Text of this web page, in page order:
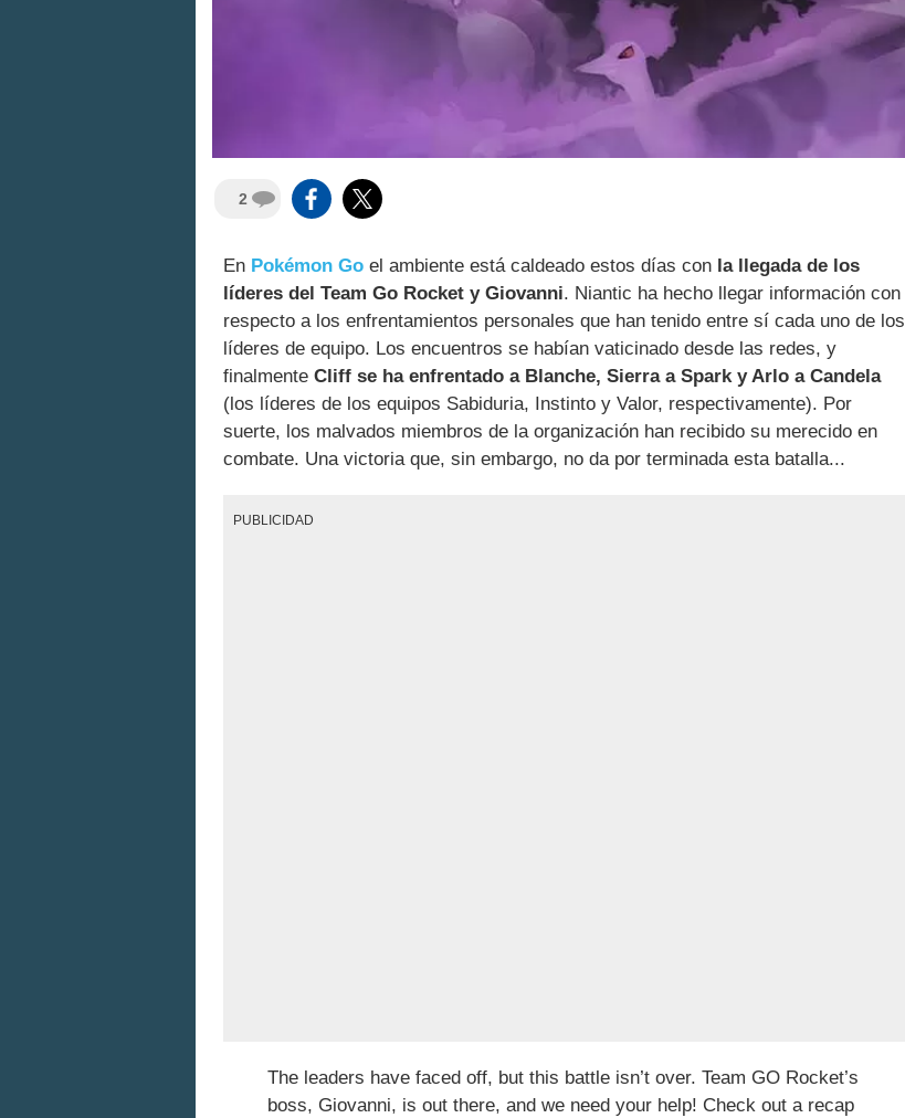
2
En Pokémon Go el ambiente está caldeado estos días con la llegada de los
líderes del Team Go Rocket y Giovanni. Niantic ha hecho llegar información con
respecto a los enfrentamientos personales que han tenido entre sí cada uno de los
líderes de equipo. Los encuentros se habían vaticinado desde las redes, y
finalmente Cliff se ha enfrentado a Blanche, Sierra a Spark y Arlo a Candela
(los líderes de los equipos Sabiduria, Instinto y Valor, respectivamente). Por
suerte, los malvados miembros de la organización han recibido su merecido en
combate. Una victoria que, sin embargo, no da por terminada esta batalla...
PUBLICIDAD
The leaders have faced off, but this battle isn’t over. Team GO Rocket’s
boss, Giovanni, is out there, and we need your help! Check out a recap